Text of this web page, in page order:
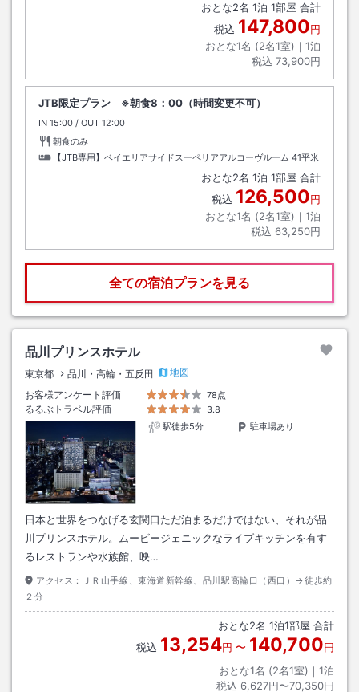
おとな2名 1泊 1部屋 合計
税込 147,800円
おとな1名 (2名1室)｜ 1泊
税込 73,900円
JTB限定プラン ※朝食8：00（時間変更不可）
IN チェックイン
15:00 / OUT チェックアウト
12:00
朝食のみ
【JTB専用】ベイエリアサイドスーペリアアルコーヴルーム 41平米
おとな2名 1泊 1部屋 合計
税込 126,500円
おとな1名 (2名1室)｜ 1泊
税込 63,250円
全ての宿泊プランを見る
品川プリンスホテル
東京都 品川・高輪・五反田
地図
お客様アンケート評価
78点
るるぶトラベル評価
3.8
駅徒歩5分
駐車場あり
日本と世界をつなげる玄関口ただ泊まるだけではない、それが品
川プリンスホテル。ムービージェニックなライブキッチンを有す
るレストランや水族館、映…
アクセス：
ＪＲ山手線、東海道新幹線、品川駅高輪口（西口）→徒歩約
２分
おとな2名 1泊1部屋 合計
税込 13,254円 〜 140,700円
おとな1名 (2名1室)｜ 1泊
税込 6,627円〜70,350円